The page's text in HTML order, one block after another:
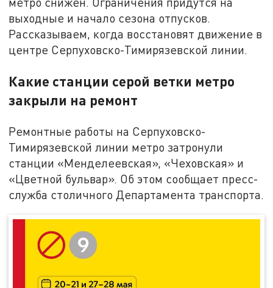
выходные и начало сезона отпусков.
Рассказываем, когда восстановят движение в
центре Серпуховско-Тимирязевской линии.
Какие станции серой ветки метро
закрыли на ремонт
Ремонтные работы на Серпуховско-
Тимирязевской линии метро затронули
станции «Менделеевская», «Чеховская» и
«Цветной бульвар». Об этом сообщает пресс-
служба столичного Департамента транспорта.